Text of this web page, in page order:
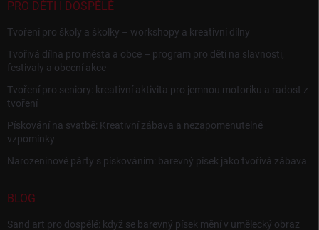
PRO DĚTI I DOSPĚLÉ
Tvoření pro školy a školky – workshopy a kreativní dílny
Tvořivá dílna pro města a obce – program pro děti na slavnosti,
festivaly a obecní akce
Tvoření pro seniory: kreativní aktivita pro jemnou motoriku a radost z
tvoření
Pískování na svatbě: Kreativní zábava a nezapomenutelné
vzpomínky
Narozeninové párty s pískováním: barevný písek jako tvořivá zábava
BLOG
Sand art pro dospělé: když se barevný písek mění v umělecký obraz